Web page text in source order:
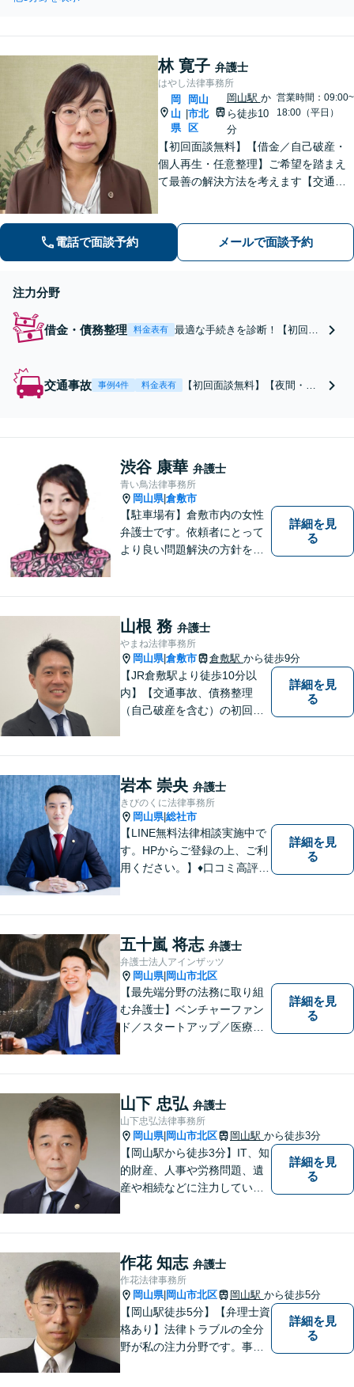
死傷罪や悪質な飲酒運転、ひ
ている事故にも対応【夜間面
談｜WEB面談可】
林 寛子 弁護士
はやし法律事務所
岡
山
県
|
岡山
市北
区
岡山駅 か
ら徒歩10
分
営業時間：09:00~
18:00（平日）
【初回面談無料】【借金／自己破産・
個人再生・任意整理】ご希望を踏まえ
て最善の解決方法を考えます【交通事
能】地域密着型の法律事務所として、
借金・交通事故に対応しています【岡
電話で面談予約 メールで面談予約
注力分野
借金・債務整理 料金表有
最適な手続きを診断！【初回面
自己破産・個人再生・任意整理
に対応【岡山駅10分】休日・夜
交通事故 事例4件 料金表有
【初回面談無料】【夜間・休
目指します。交通事故に遭わ
れた際はお早めにご相談くだ
さい【休日相談可能】【岡山
駅10分】
渋谷 康華 弁護士
青い鳥法律事務所
岡山県|倉敷市
【駐車場有】倉敷市内の女性
弁護士です。依頼者にとって
より良い問題解決の方針を示
ています。法律問題は早めの
ご相談が納得のいく解決への
第一歩です。お一人で悩まず
に、お気軽にご相談くださ
い。
詳細を見
る
山根 務 弁護士
やまね法律事務所
岡山県|倉敷市 倉敷駅 から徒歩9分
【JR倉敷駅より徒歩10分以
内】【交通事故、債務整理
（自己破産を含む）の初回相
詳細を見
る
岩本 崇央 弁護士
きびのくに法律事務所
岡山県|総社市
【LINE無料法律相談実施中で
す。HPからご登録の上、ご利
用ください。】♦口コミ高評価
大の理解者として活動いたし
ます。【完全個室】【初回３
０分無料面談】
詳細を見
る
五十嵐 将志 弁護士
弁護士法人アインザッツ
岡山県| 岡山市北区
【最先端分野の法務に取り組
む弁護士】ベンチャーファン
ド／スタートアップ／医療介
れるよう、専門性の高い分野
に積極的に取り組みます。少
数の案件に集中し、「迅速対
応」を実現します！
詳細を見
る
山下 忠弘 弁護士
山下忠弘法律事務所
岡山県| 岡山市北区 岡山駅 から徒歩3分
【岡山駅から徒歩3分】IT、知
的財産、人事や労務問題、遺
産や相続などに注力していま
相談ください。依頼者さまの
サポートができるよう努めて
まいります。
詳細を見
る
作花 知志 弁護士
作花法律事務所
岡山県| 岡山市北区 岡山駅 から徒歩5分
【岡山駅徒歩5分】【弁理士資
格あり】法律トラブルの全分
野が私の注力分野です。事務
詳細を見
る